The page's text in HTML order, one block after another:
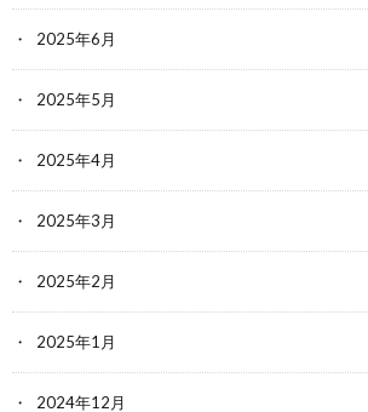
2025年6月
2025年5月
2025年4月
2025年3月
2025年2月
2025年1月
2024年12月